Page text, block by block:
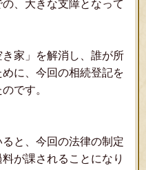
、大きな支障となって
家」を解消し、誰が所
に、今回の相続登記を
です。
と、今回の法律の制定
が課されることになり